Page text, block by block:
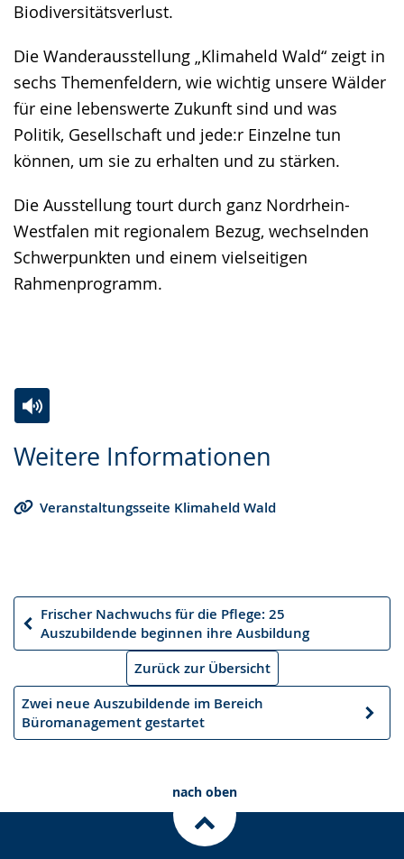
Biodiversitätsverlust.
Die Wanderausstellung „Klimaheld Wald“ zeigt in
sechs Themenfeldern, wie wichtig unsere Wälder
für eine lebenswerte Zukunft sind und was
Politik, Gesellschaft und jede:r Einzelne tun
können, um sie zu erhalten und zu stärken.
Die Ausstellung tourt durch ganz Nordrhein-
Westfalen mit regionalem Bezug, wechselnden
Schwerpunkten und einem vielseitigen
Rahmenprogramm.
Weitere Informationen
Veranstaltungsseite Klimaheld Wald
Leichten
wechseln.
Audio-
Video
Deutscher
angezeigt.
Vorheriger
Artikel
Frischer Nachwuchs für die Pflege: 25
Auszubildende beginnen ihre Ausbildung
Zurück zur Übersicht
Zwei neue Auszubildende im Bereich
Büromanagement gestartet
Nächster
Artikel
nach oben